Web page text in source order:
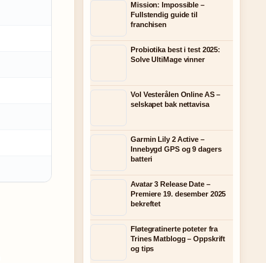
Mission: Impossible –
Fullstendig guide til
franchisen
Probiotika best i test 2025:
Solve UltiMage vinner
Vol Vesterålen Online AS –
selskapet bak nettavisa
Garmin Lily 2 Active –
Innebygd GPS og 9 dagers
batteri
Avatar 3 Release Date –
Premiere 19. desember 2025
bekreftet
Fløtegratinerte poteter fra
Trines Matblogg – Oppskrift
og tips